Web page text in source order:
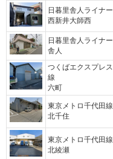
日暮里舎人ライナー
西新井大師西
日暮里舎人ライナー
舎人
つくばエクスプレス
線
六町
東京メトロ千代田線
北千住
東京メトロ千代田線
北綾瀬